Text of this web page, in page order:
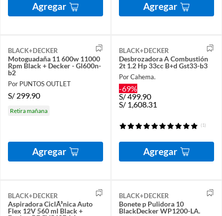
Agregar Agregar
BLACK+DECKER
Motoguadaña 11 600w 11000
Rpm Black + Decker - Gl600n-
b2
Por PUNTOS OUTLET
S/ 299.90
Retira mañana
Agregar
BLACK+DECKER
Desbrozadora A Combustión
2t 1.2 Hp 33cc B+d Gst33-b3
Por Cahema.
-69%
S/499.90
S/ 1,608.31
(1)
Agregar
BLACK+DECKER
Aspiradora CiclÃ³nica Auto
Flex 12V 560 ml Black +
BLACK+DECKER
Bonete p Pulidora 10
BlackDecker WP1200-LA.